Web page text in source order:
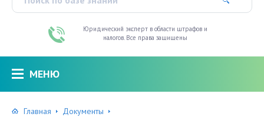
Юридический эксперт в области штрафов и
налогов. Все права защищены
МЕНЮ
Главная
Документы